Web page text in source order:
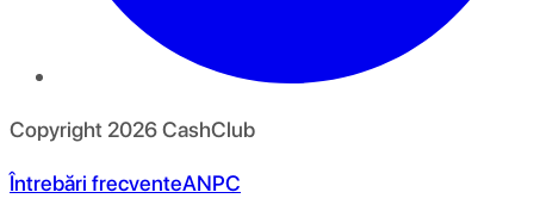
Copyright 2026CashClub
Întrebări frecventeANPC